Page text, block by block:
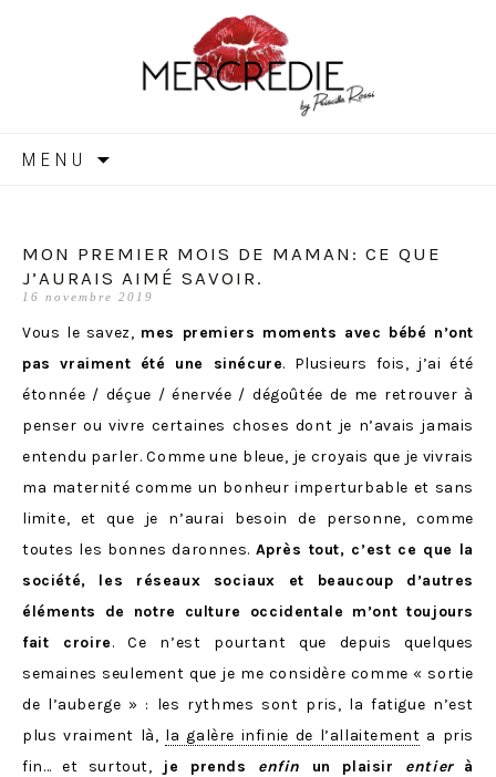
MERCREDIE
MENU
MON PREMIER MOIS DE MAMAN: CE QUE
J’AURAIS AIMÉ SAVOIR.
16 novembre 2019
Vous le savez, mes premiers moments avec bébé n’ont
pas vraiment été une sinécure. Plusieurs fois, j’ai été
étonnée / déçue / énervée / dégoûtée de me retrouver à
penser ou vivre certaines choses dont je n’avais jamais
entendu parler. Comme une bleue, je croyais que je vivrais
ma maternité comme un bonheur imperturbable et sans
limite, et que je n’aurai besoin de personne, comme
toutes les bonnes daronnes. Après tout, c’est ce que la
société, les réseaux sociaux et beaucoup d’autres
éléments de notre culture occidentale m’ont toujours
fait croire. Ce n’est pourtant que depuis quelques
semaines seulement que je me considère comme « sortie
de l’auberge » : les rythmes sont pris, la fatigue n’est
plus vraiment là, la galère infinie de l’allaitement a pris
fin… et surtout,
je prends enfin un plaisir entierà